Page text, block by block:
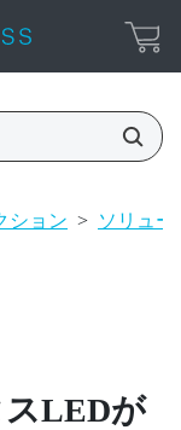
ション > ソリュー
スLEDが